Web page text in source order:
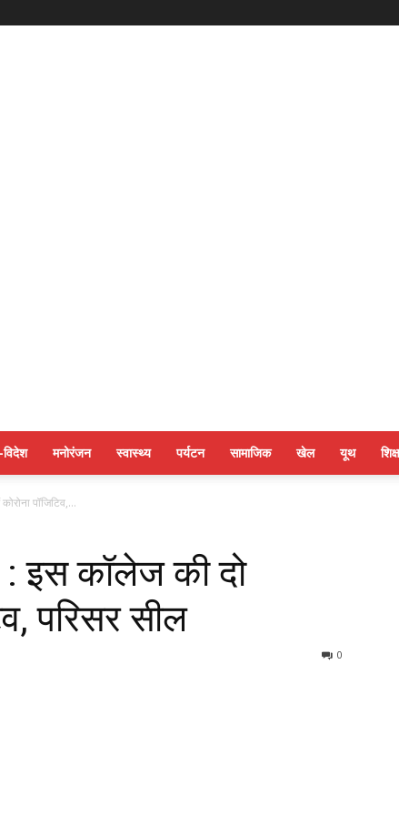
मनोरंजन स्वास्थ्य पर्यटन सामाजिक खेल यूथ
पॉजिटिव,...
इस कॉलेज की दो
परिसर सील
0